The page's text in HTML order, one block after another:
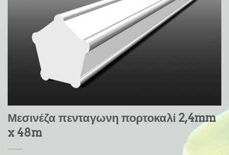
Μεσινέζα πενταγωνη πορτοκαλί 2,4mm
x 48m